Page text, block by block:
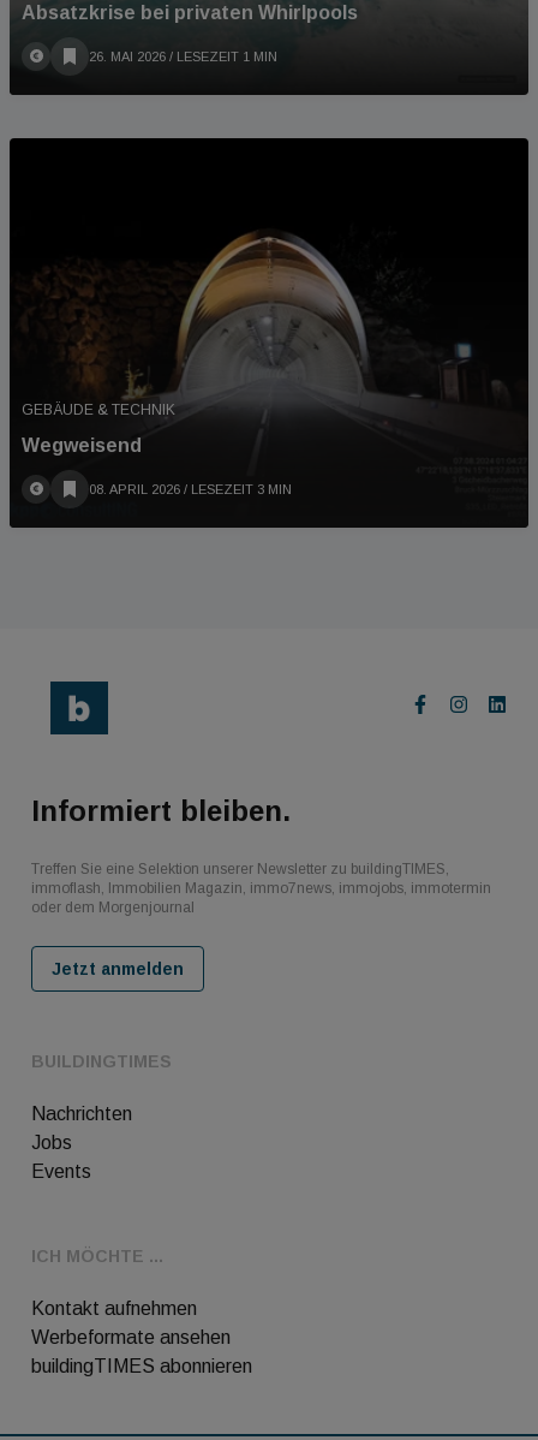
Absatzkrise bei privaten Whirlpools
26. MAI 2026 / LESEZEIT 1 MIN
GEBÄUDE & TECHNIK
Wegweisend
08. APRIL 2026 / LESEZEIT 3 MIN
BUILDINGTIMES
Nachrichten
Jobs
Events
ICH MÖCHTE ...
Kontakt aufnehmen
Werbeformate ansehen
buildingTIMES abonnieren
Informiert bleiben.
Treffen Sie eine Selektion unserer Newsletter zu buildingTIMES,
immoflash, Immobilien Magazin, immo7news, immojobs, immotermin
oder dem Morgenjournal
Jetzt anmelden